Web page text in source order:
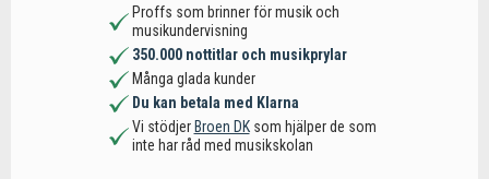
Proffs som brinner för musik och
musikundervisning
350.000 nottitlar och musikprylar
Många glada kunder
Du kan betala med Klarna
Vi stödjer Broen DKsom hjälper de som
inte har råd med musikskolan